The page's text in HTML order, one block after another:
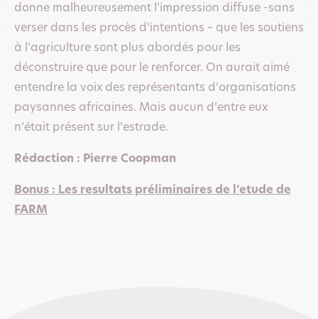
donne malheureusement l’impression diffuse -sans
verser dans les procès d’intentions – que les soutiens
à l’agriculture sont plus abordés pour les
déconstruire que pour le renforcer. On aurait aimé
entendre la voix des représentants d’organisations
paysannes africaines. Mais aucun d’entre eux
n’était présent sur l’estrade.
Rédaction : Pierre Coopman
Bonus : Les resultats préliminaires de l’etude de
FARM